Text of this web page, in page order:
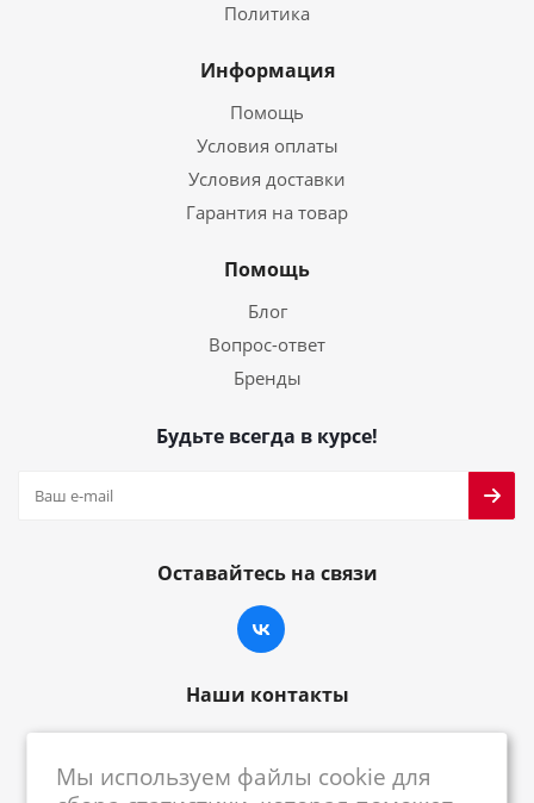
Политика
Информация
Помощь
Условия оплаты
Условия доставки
Гарантия на товар
Помощь
Блог
Вопрос-ответ
Бренды
Будьте всегда в курсе!
Оставайтесь на связи
Наши контакты
centrkkm@centrkkm.ru
Мы используем файлы cookie для